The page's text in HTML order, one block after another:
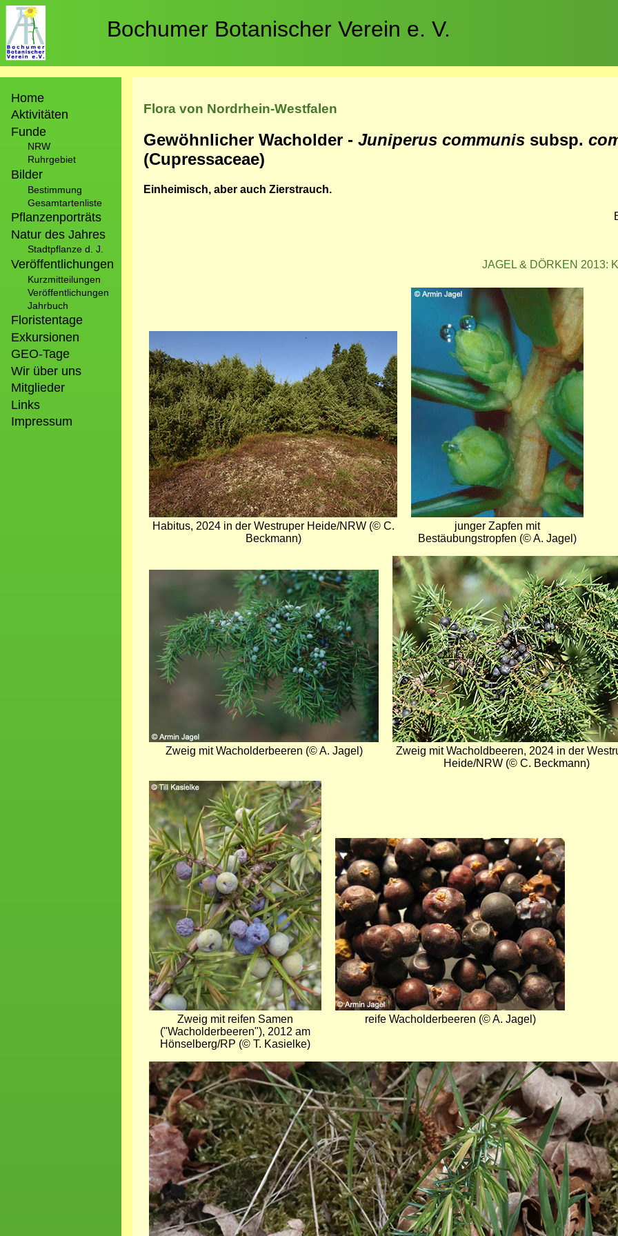
Direkt
zum
Inhalt
Bochumer Botanischer Verein e. V.
Home
Aktivitäten
Funde
NRW
Ruhrgebiet
Bilder
Bestimmung
Gesamtartenliste
Pflanzenporträts
Natur des Jahres
Stadtpflanze d. J.
Veröffentlichungen
Kurzmitteilungen
Veröffentlichungen
Jahrbuch
Floristentage
Exkursionen
GEO-Tage
Wir über uns
Mitglieder
Links
Impressum
Flora von Nordrhein-Westfalen
Gewöhnlicher Wacholder - Juniperus communis subsp.
(Cupressaceae)
Einheimisch, aber auch Zierstrauch.
JAGEL & DÖRKEN 2013:
Habitus, 2024 in der Westruper Heide/NRW (© C.
Beckmann)
Bild
junger Zapfen mit
Bestäubungstropfen (© A. Jagel)
Zweig mit Wacholderbeeren (© A. Jagel)
Bild
Zweig mit Wacholdbeeren, 2024 in der
Heide/NRW (© C. Beckmann)
Bild
Zweig mit reifen Samen
("Wacholderbeeren"), 2012 am
Hönselberg/RP (© T. Kasielke)
Bild
reife Wacholderbeeren (© A. Jagel)
Bild